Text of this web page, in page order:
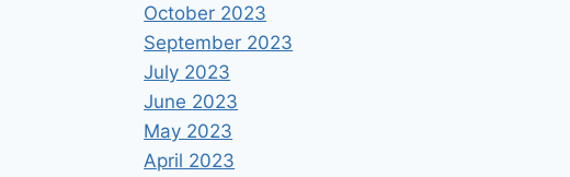
October 2023
September 2023
July 2023
June 2023
May 2023
April 2023